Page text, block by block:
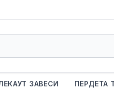
ЗАВЕСИ ПЕРДЕТА